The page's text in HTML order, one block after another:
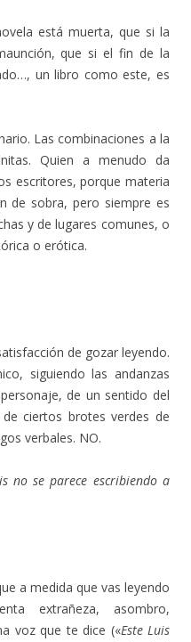
está muerta, que si la
que si el fin de la
un libro como este, es
Las combinaciones a la
Quien a menudo da
escritores, porque materia
de sobra, pero siempre es
y de lugares comunes, o
o erótica.
de gozar leyendo.
siguiendo las andanzas
de un sentido del
ciertos brotes verdes de
verbales. NO.
no se parece escribiendo a
a medida que vas leyendo
extrañeza, asombro,
voz que te dice («Este Luis